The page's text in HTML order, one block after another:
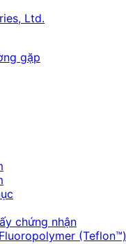
Ltd.
gặp
chứng nhận
(Teflon™)